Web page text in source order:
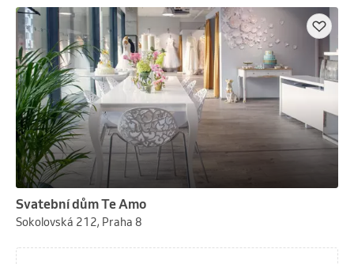
Svatební dům Te Amo
Sokolovská 212, Praha 8